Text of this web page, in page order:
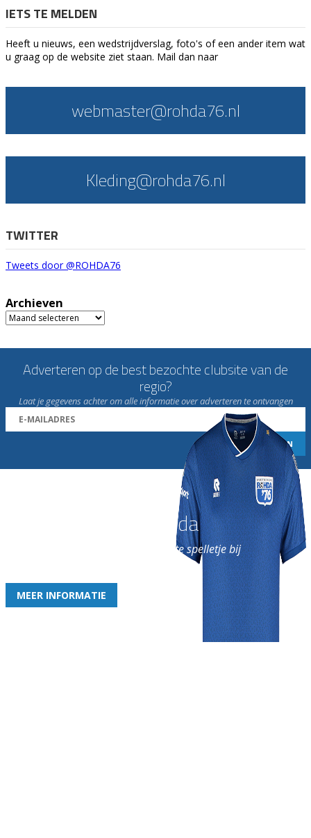
IETS TE MELDEN
Heeft u nieuws, een wedstrijdverslag, foto's of een ander item wat
u graag op de website ziet staan. Mail dan naar
webmaster@rohda76.nl
Kleding@rohda76.nl
TWITTER
Tweets door @ROHDA76
Archieven
Archieven
Adverteren op de best bezochte clubsite van de
regio?
Laat je gegevens achter om alle informatie over adverteren te ontvangen
Word nu lid van Rohda
en geniet iedere week van het leukste spelletje bij
MEER INFORMATIE